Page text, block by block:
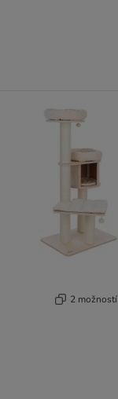
2 možností